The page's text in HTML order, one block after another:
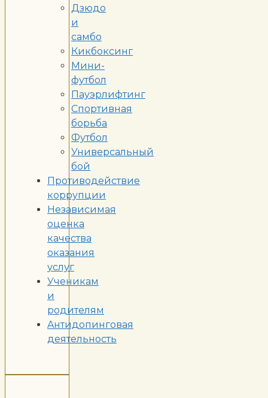
Дзюдо
и
самбо
Кикбоксинг
Мини-
футбол
Пауэрлифтинг
Спортивная
борьба
Футбол
Универсальный
бой
Противодействие
коррупции
Независимая
оценка
качества
оказания
услуг
Ученикам
и
родителям
Aнтидопинговая
деятельность